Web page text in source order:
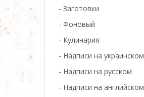
- Заготовки
- Фоновый
- Кулинария
- Надписи на украинском
- Надписи на русском
- Надписи на английском